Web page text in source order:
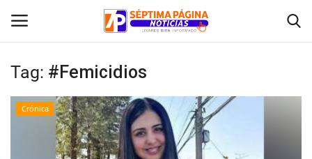
Inicio
Tag: #Femicidios
Crónica